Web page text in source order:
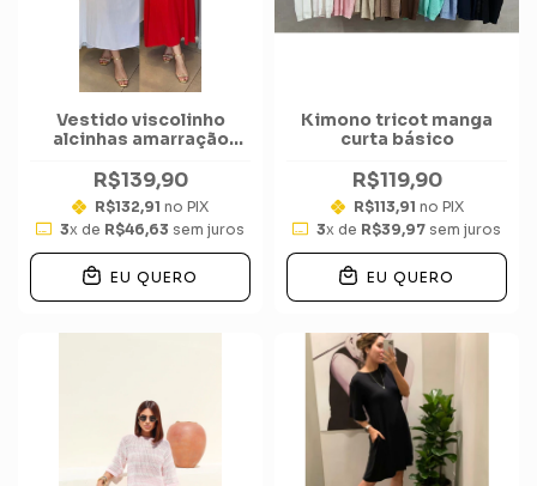
Vestido viscolinho
alcinhas amarração
R$139,90
R$132,91 no PIX
3x de R$46,63 sem juros
EU QUERO
Kimono tricot manga
curta básico
R$119,90
R$113,91 no PIX
3x de R$39,97 sem juros
EU QUERO